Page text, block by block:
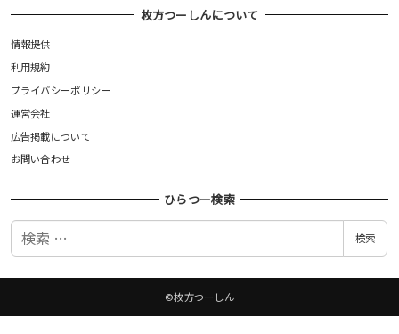
枚方つーしんについて
情報提供
利用規約
プライバシーポリシー
運営会社
広告掲載について
お問い合わせ
ひらつー検索
検
検索
©枚方つーしん